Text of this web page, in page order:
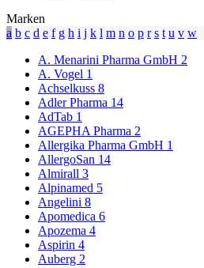
Marken
a b c d e f g h i j k l m n o p r s t u v w
A. Menarini Pharma GmbH 2
A. Vogel 1
Achselkuss 8
Adler Pharma 14
AdTab 1
AGEPHA Pharma 2
Allergika Pharma GmbH 1
AllergoSan 14
Almirall 3
Alpinamed 5
Angelini 8
Apomedica 6
Apozema 4
Aspirin 4
Auberg 2